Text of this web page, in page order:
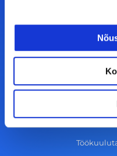
f
Lisa